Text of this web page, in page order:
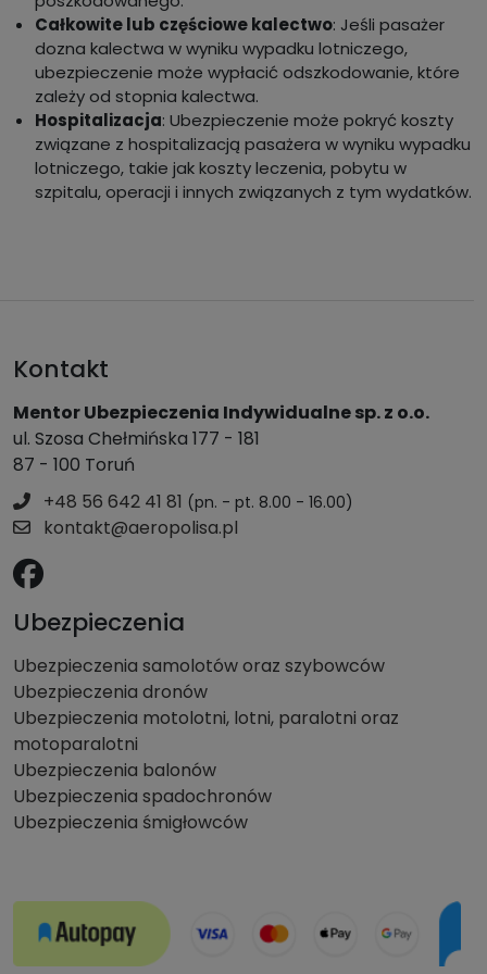
Całkowite lub częściowe kalectwo: Jeśli pasażer
dozna kalectwa w wyniku wypadku lotniczego,
ubezpieczenie może wypłacić odszkodowanie, które
zależy od stopnia kalectwa.
Hospitalizacja: Ubezpieczenie może pokryć koszty
związane z hospitalizacją pasażera w wyniku wypadku
lotniczego, takie jak koszty leczenia, pobytu w
szpitalu, operacji i innych związanych z tym wydatków.
Kontakt
Mentor Ubezpieczenia Indywidualne sp. z o.o.
ul. Szosa Chełmińska 177 - 181
87 - 100 Toruń
+48 56 642 41 81 (pn. - pt. 8.00 - 16.00)
kontakt@aeropolisa.pl
Ubezpieczenia
Ubezpieczenia samolotów oraz szybowców
Ubezpieczenia dronów
Ubezpieczenia motolotni, lotni, paralotni oraz
motoparalotni
Ubezpieczenia balonów
Ubezpieczenia spadochronów
Ubezpieczenia śmigłowców